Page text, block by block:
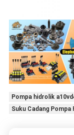
Pompa hidrolik
Suku Cadang